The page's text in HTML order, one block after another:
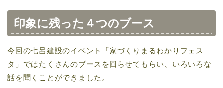
印象に残った４つのブース
今回の七呂建設のイベント「家づくりまるわかりフェス
タ」ではたくさんのブースを回らせてもらい、いろいろな
話を聞くことができました。